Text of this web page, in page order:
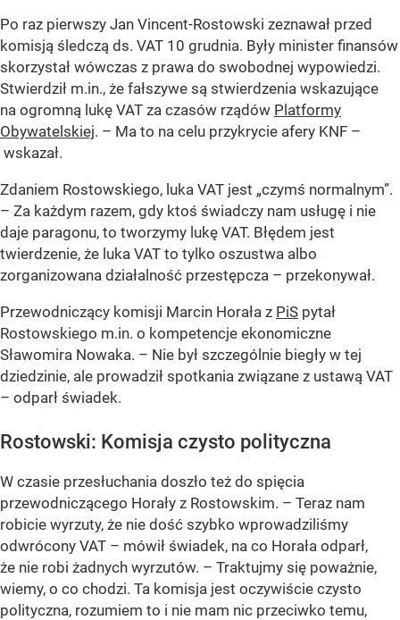
Po raz pierwszy Jan Vincent-Rostowski zeznawał przed
komisją śledczą ds. VAT 10 grudnia. Były minister finansów
skorzystał wówczas z prawa do swobodnej wypowiedzi.
Stwierdził m.in., że fałszywe są stwierdzenia wskazujące
na ogromną lukę VAT za czasów rządów Platformy
Obywatelskiej. – Ma to na celu przykrycie afery KNF –
wskazał.
Zdaniem Rostowskiego, luka VAT jest „czymś normalnym”.
– Za każdym razem, gdy ktoś świadczy nam usługę i nie
daje paragonu, to tworzymy lukę VAT. Błędem jest
twierdzenie, że luka VAT to tylko oszustwa albo
zorganizowana działalność przestępcza – przekonywał.
Przewodniczący komisji Marcin Horała z PiS pytał
Rostowskiego m.in. o kompetencje ekonomiczne
Sławomira Nowaka. – Nie był szczególnie biegły w tej
dziedzinie, ale prowadził spotkania związane z ustawą VAT
– odparł świadek.
Rostowski: Komisja czysto polityczna
W czasie przesłuchania doszło też do spięcia
przewodniczącego Horały z Rostowskim. – Teraz nam
robicie wyrzuty, że nie dość szybko wprowadziliśmy
odwrócony VAT – mówił świadek, na co Horała odparł,
że nie robi żadnych wyrzutów. – Traktujmy się poważnie,
wiemy, o co chodzi. Ta komisja jest oczywiście czysto
polityczna, rozumiem to i nie mam nic przeciwko temu,